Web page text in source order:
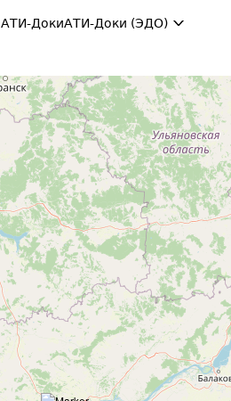
АТИ-ДокиАТИ-Доки (ЭДО)